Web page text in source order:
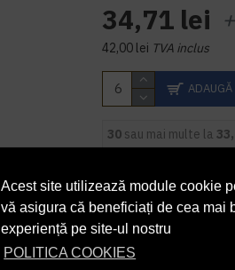
Acest site utilizează module cookie
vă asigura că beneficiați de cea mai
experiență pe site-ul nostru
POLITICA COOKIES
34,71 lei
42,00 lei TVA inclus
30 sau mai multe la
54sau mai multe la